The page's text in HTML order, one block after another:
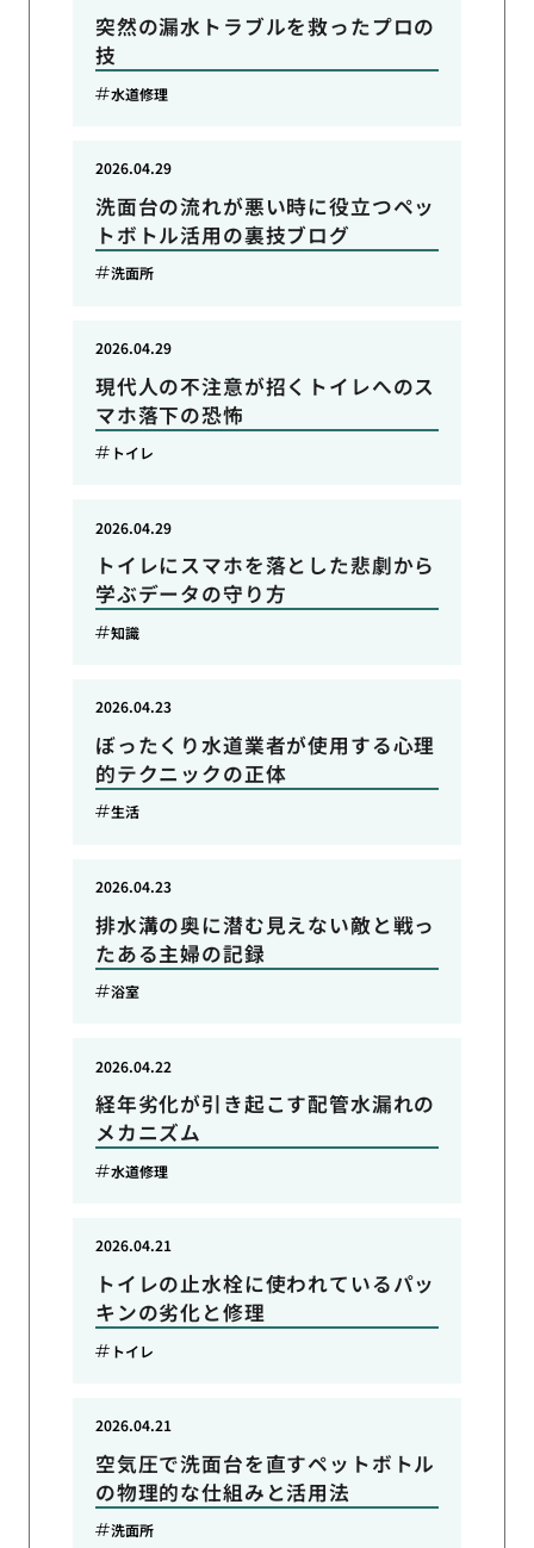
突然の漏水トラブルを救ったプロの
技
水道修理
洗面台の流れが悪い時に役立つペッ
トボトル活用の裏技ブログ
2026.04.29
洗面所
現代人の不注意が招くトイレへのス
マホ落下の恐怖
2026.04.29
トイレ
トイレにスマホを落とした悲劇から
学ぶデータの守り方
2026.04.29
知識
ぼったくり水道業者が使用する心理
的テクニックの正体
2026.04.23
生活
排水溝の奥に潜む見えない敵と戦っ
たある主婦の記録
2026.04.23
浴室
経年劣化が引き起こす配管水漏れの
メカニズム
2026.04.22
水道修理
トイレの止水栓に使われているパッ
キンの劣化と修理
2026.04.21
トイレ
空気圧で洗面台を直すペットボトル
の物理的な仕組みと活用法
2026.04.21
洗面所